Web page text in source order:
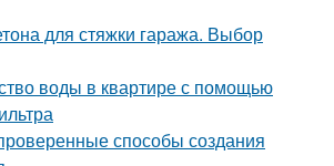
для стяжки гаража. Выбор
воды в квартире с помощью
способы создания